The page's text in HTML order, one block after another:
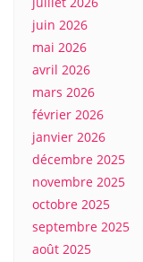
juin 2026
mai 2026
avril 2026
mars 2026
février 2026
janvier 2026
décembre 2025
novembre 2025
octobre 2025
septembre 2025
août 2025